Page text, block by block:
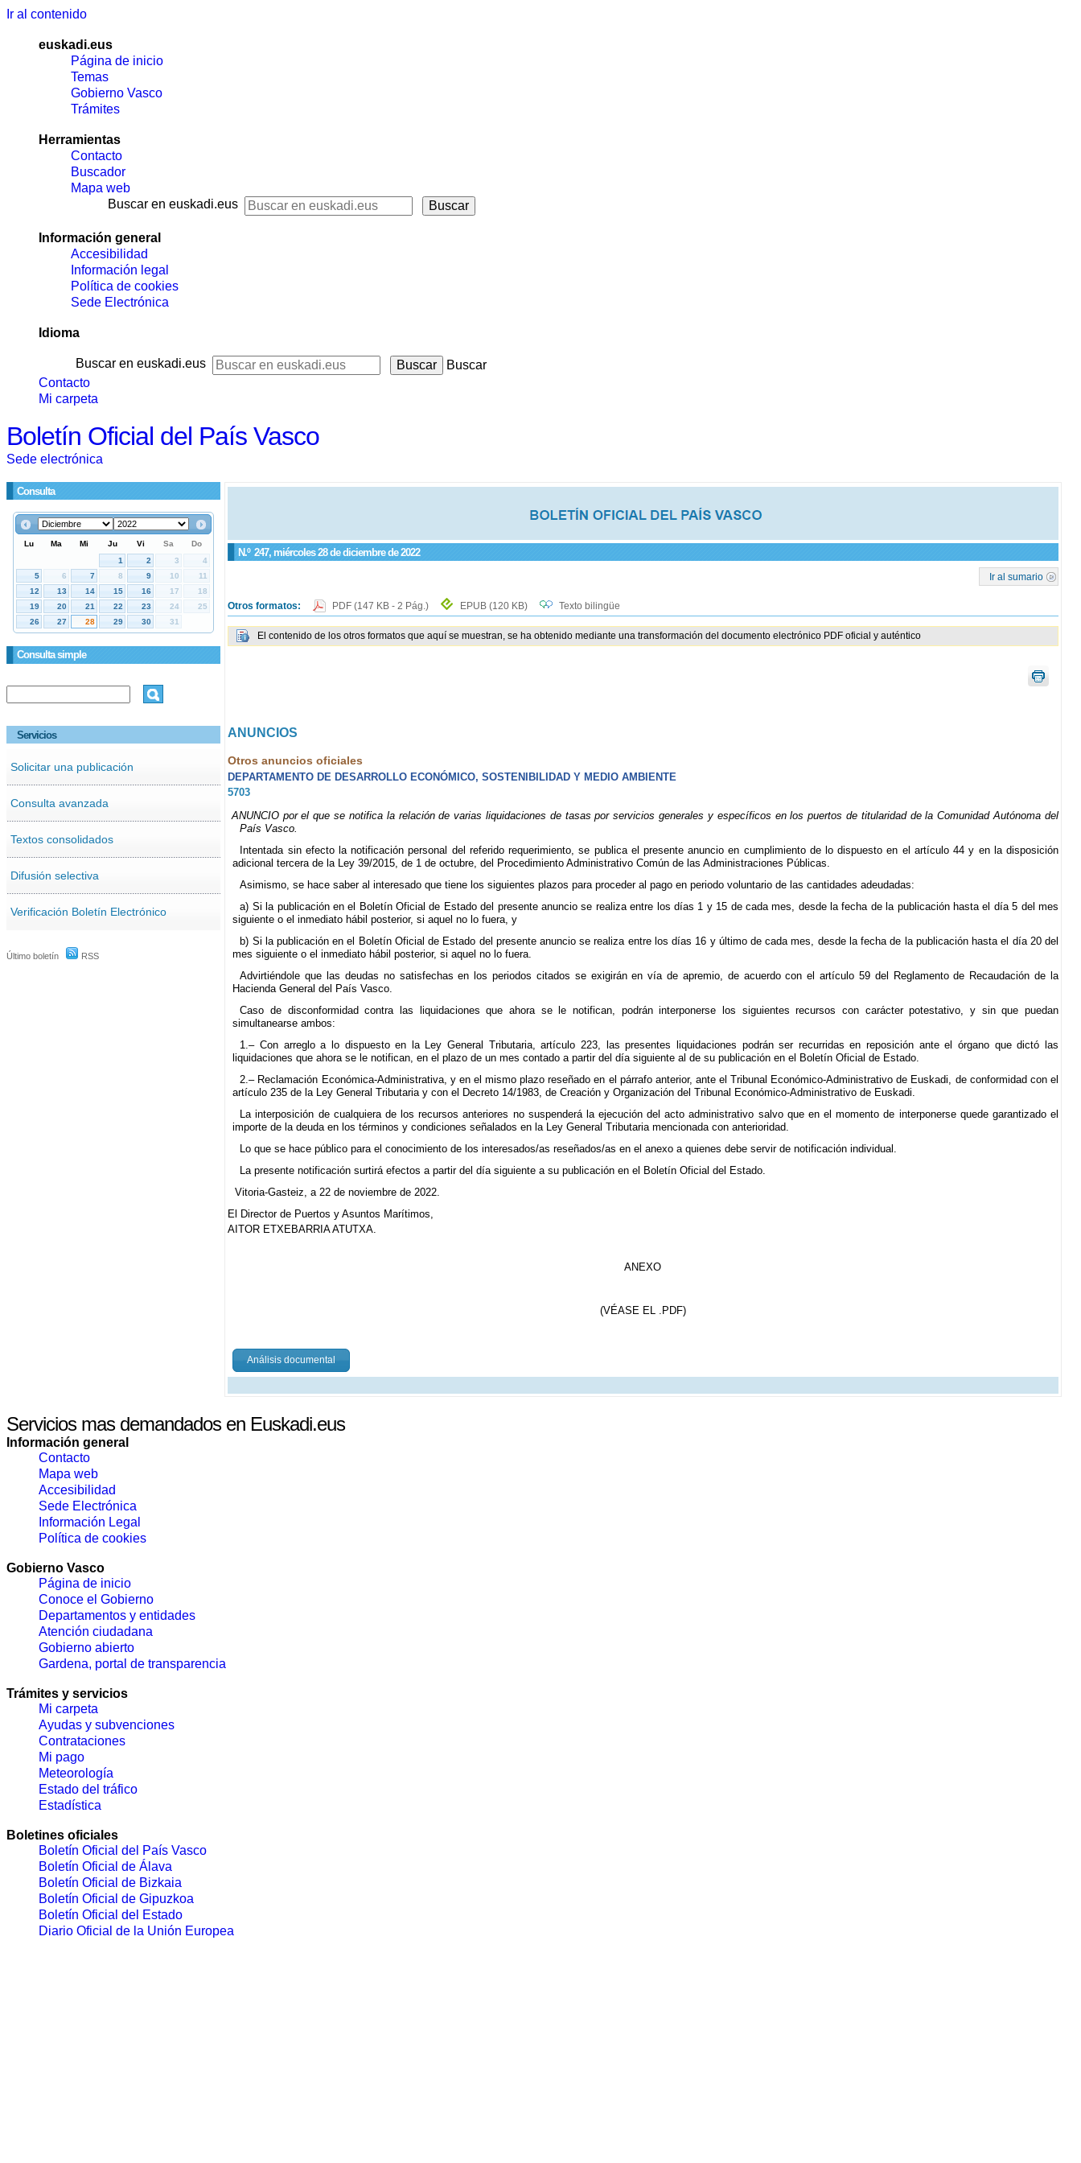
Ir al contenido
euskadi.eus
Página de inicio
Temas
Gobierno Vasco
Trámites
Herramientas
Contacto
Buscador
Mapa web
Buscar en euskadi.eus
Información general
Accesibilidad
Información legal
Política de cookies
Sede Electrónica
Idioma
Buscar en euskadi.eus
Buscar
Contacto
Mi carpeta
Boletín Oficial del País Vasco
Sede electrónica
Consulta
Consulta simple
Servicios
Solicitar una publicación
Consulta avanzada
Textos consolidados
Difusión selectiva
Verificación Boletín Electrónico
Último boletín RSS
N.º 247, miércoles 28 de diciembre de 2022
Ir al sumario
Otros formatos: PDF (147 KB - 2 Pág.) EPUB (120 KB) Texto bilingüe
El contenido de los otros formatos que aquí se muestran, se ha obtenido mediante una transformación del documento electrónico PDF oficial y auténtico
ANUNCIOS
Otros anuncios oficiales
DEPARTAMENTO DE DESARROLLO ECONÓMICO, SOSTENIBILIDAD Y MEDIO AMBIENTE
5703
ANUNCIO por el que se notifica la relación de varias liquidaciones de tasas por servicios generales y específicos en los puertos de titularidad de la Comunidad Autónoma del
País Vasco.
Intentada sin efecto la notificación personal del referido requerimiento, se publica el presente anuncio en cumplimiento de lo dispuesto en el artículo 44 y en la disposición
adicional tercera de la Ley 39/2015, de 1 de octubre, del Procedimiento Administrativo Común de las Administraciones Públicas.
Asimismo, se hace saber al interesado que tiene los siguientes plazos para proceder al pago en periodo voluntario de las cantidades adeudadas:
a) Si la publicación en el Boletín Oficial de Estado del presente anuncio se realiza entre los días 1 y 15 de cada mes, desde la fecha de la publicación hasta el día 5 del mes
siguiente o el inmediato hábil posterior, si aquel no lo fuera, y
b) Si la publicación en el Boletín Oficial de Estado del presente anuncio se realiza entre los días 16 y último de cada mes, desde la fecha de la publicación hasta el día 20 del
mes siguiente o el inmediato hábil posterior, si aquel no lo fuera.
Advirtiéndole que las deudas no satisfechas en los periodos citados se exigirán en vía de apremio, de acuerdo con el artículo 59 del Reglamento de Recaudación de la
Hacienda General del País Vasco.
Caso de disconformidad contra las liquidaciones que ahora se le notifican, podrán interponerse los siguientes recursos con carácter potestativo, y sin que puedan
simultanearse ambos:
1.– Con arreglo a lo dispuesto en la Ley General Tributaria, artículo 223, las presentes liquidaciones podrán ser recurridas en reposición ante el órgano que dictó las
liquidaciones que ahora se le notifican, en el plazo de un mes contado a partir del día siguiente al de su publicación en el Boletín Oficial de Estado.
2.– Reclamación Económica-Administrativa, y en el mismo plazo reseñado en el párrafo anterior, ante el Tribunal Económico-Administrativo de Euskadi, de conformidad con el
artículo 235 de la Ley General Tributaria y con el Decreto 14/1983, de Creación y Organización del Tribunal Económico-Administrativo de Euskadi.
La interposición de cualquiera de los recursos anteriores no suspenderá la ejecución del acto administrativo salvo que en el momento de interponerse quede garantizado el
importe de la deuda en los términos y condiciones señalados en la Ley General Tributaria mencionada con anterioridad.
Lo que se hace público para el conocimiento de los interesados/as reseñados/as en el anexo a quienes debe servir de notificación individual.
La presente notificación surtirá efectos a partir del día siguiente a su publicación en el Boletín Oficial del Estado.
Vitoria-Gasteiz, a 22 de noviembre de 2022.
El Director de Puertos y Asuntos Marítimos,
AITOR ETXEBARRIA ATUTXA.
ANEXO
(VÉASE EL .PDF)
Análisis documental
Servicios mas demandados en Euskadi.eus
Información general
Contacto
Mapa web
Accesibilidad
Sede Electrónica
Información Legal
Política de cookies
Gobierno Vasco
Página de inicio
Conoce el Gobierno
Departamentos y entidades
Atención ciudadana
Gobierno abierto
Gardena, portal de transparencia
Trámites y servicios
Mi carpeta
Ayudas y subvenciones
Contrataciones
Mi pago
Meteorología
Estado del tráfico
Estadística
Boletines oficiales
Boletín Oficial del País Vasco
Boletín Oficial de Álava
Boletín Oficial de Bizkaia
Boletín Oficial de Gipuzkoa
Boletín Oficial del Estado
Diario Oficial de la Unión Europea